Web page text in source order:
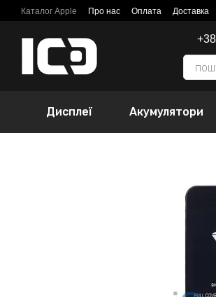
Перейти до основного контенту
Каталог Apple Про нас Оплата Доставка
Дисплеї Акумулятори